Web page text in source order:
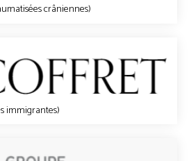
crâniennes)
immigrantes)